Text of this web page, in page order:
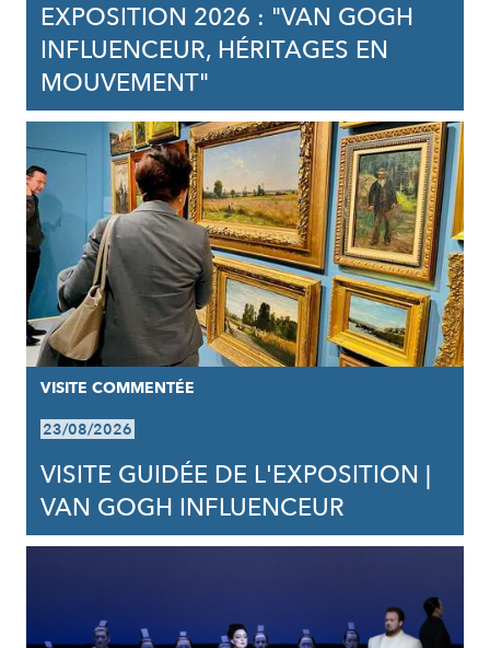
EXPOSITION 2026 : "VAN GOGH
INFLUENCEUR, HÉRITAGES EN
MOUVEMENT"
VISITE COMMENTÉE
23/08/2026
VISITE GUIDÉE DE L'EXPOSITION |
VAN GOGH INFLUENCEUR